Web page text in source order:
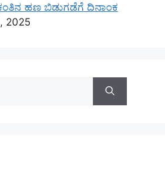
ಹಣ ಬಿಡುಗಡೆಗೆ ದಿನಾಂಕ
2025